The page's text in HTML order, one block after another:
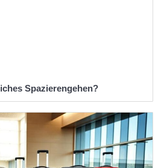
Spazierengehen?